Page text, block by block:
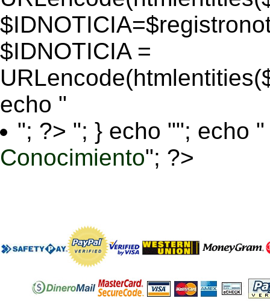
$IDNOTICIA =
echo "
"; ?> "; } echo ""; echo "
Conocimiento"; ?>